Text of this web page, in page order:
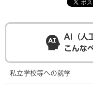
AI（人
こんな
私立学校等への就学